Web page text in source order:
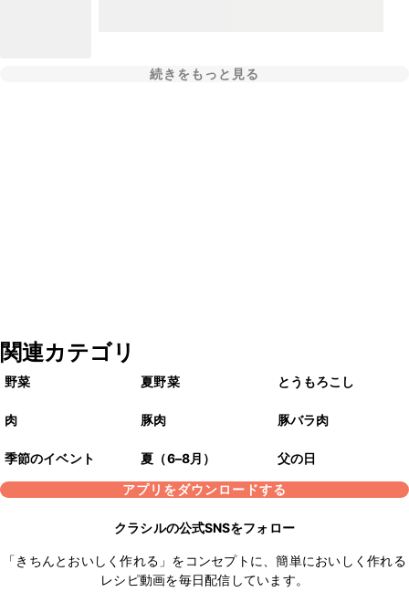
続きをもっと見る
関連カテゴリ
野菜 夏野菜 とうもろこし
肉 豚肉 豚バラ肉
季節のイベント 夏（6–8月）
父の日
アプリをダウンロードする
クラシルの公式SNSをフォロー
「きちんとおいしく作れる」をコンセプトに、簡単においしく作れる
レシピ動画を毎日配信しています。